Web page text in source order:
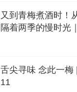
又到青梅煮酒时！
隔着两季的慢时光
舌尖寻味 念此一梅 | 周末见VOL.1
11